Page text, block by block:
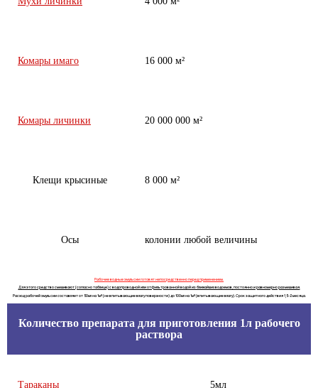
Комары имаго 16 000 м²
Комары личинки 20 000 000 м²
Клещи крысиные 8 000 м²
Осы колонии любой величины
Рабочие водные эмульсии готовят непосредственно перед применением.
Для этого средство смешивают (согласно таблице) с водопроводной или отфильтрованной водой из ближайших водоемов, постоянно и равномерно размешивая.
Расход рабочей эмульсии составляет от 50мл на 1м² (не впитывающие влагу поверхности) до 100мл на 1м² (впитывающие влагу). Срок защитного действия 1,5-2 месяца.
Количество препарата для приготовления 1л рабочего
раствора
Тараканы 5мл